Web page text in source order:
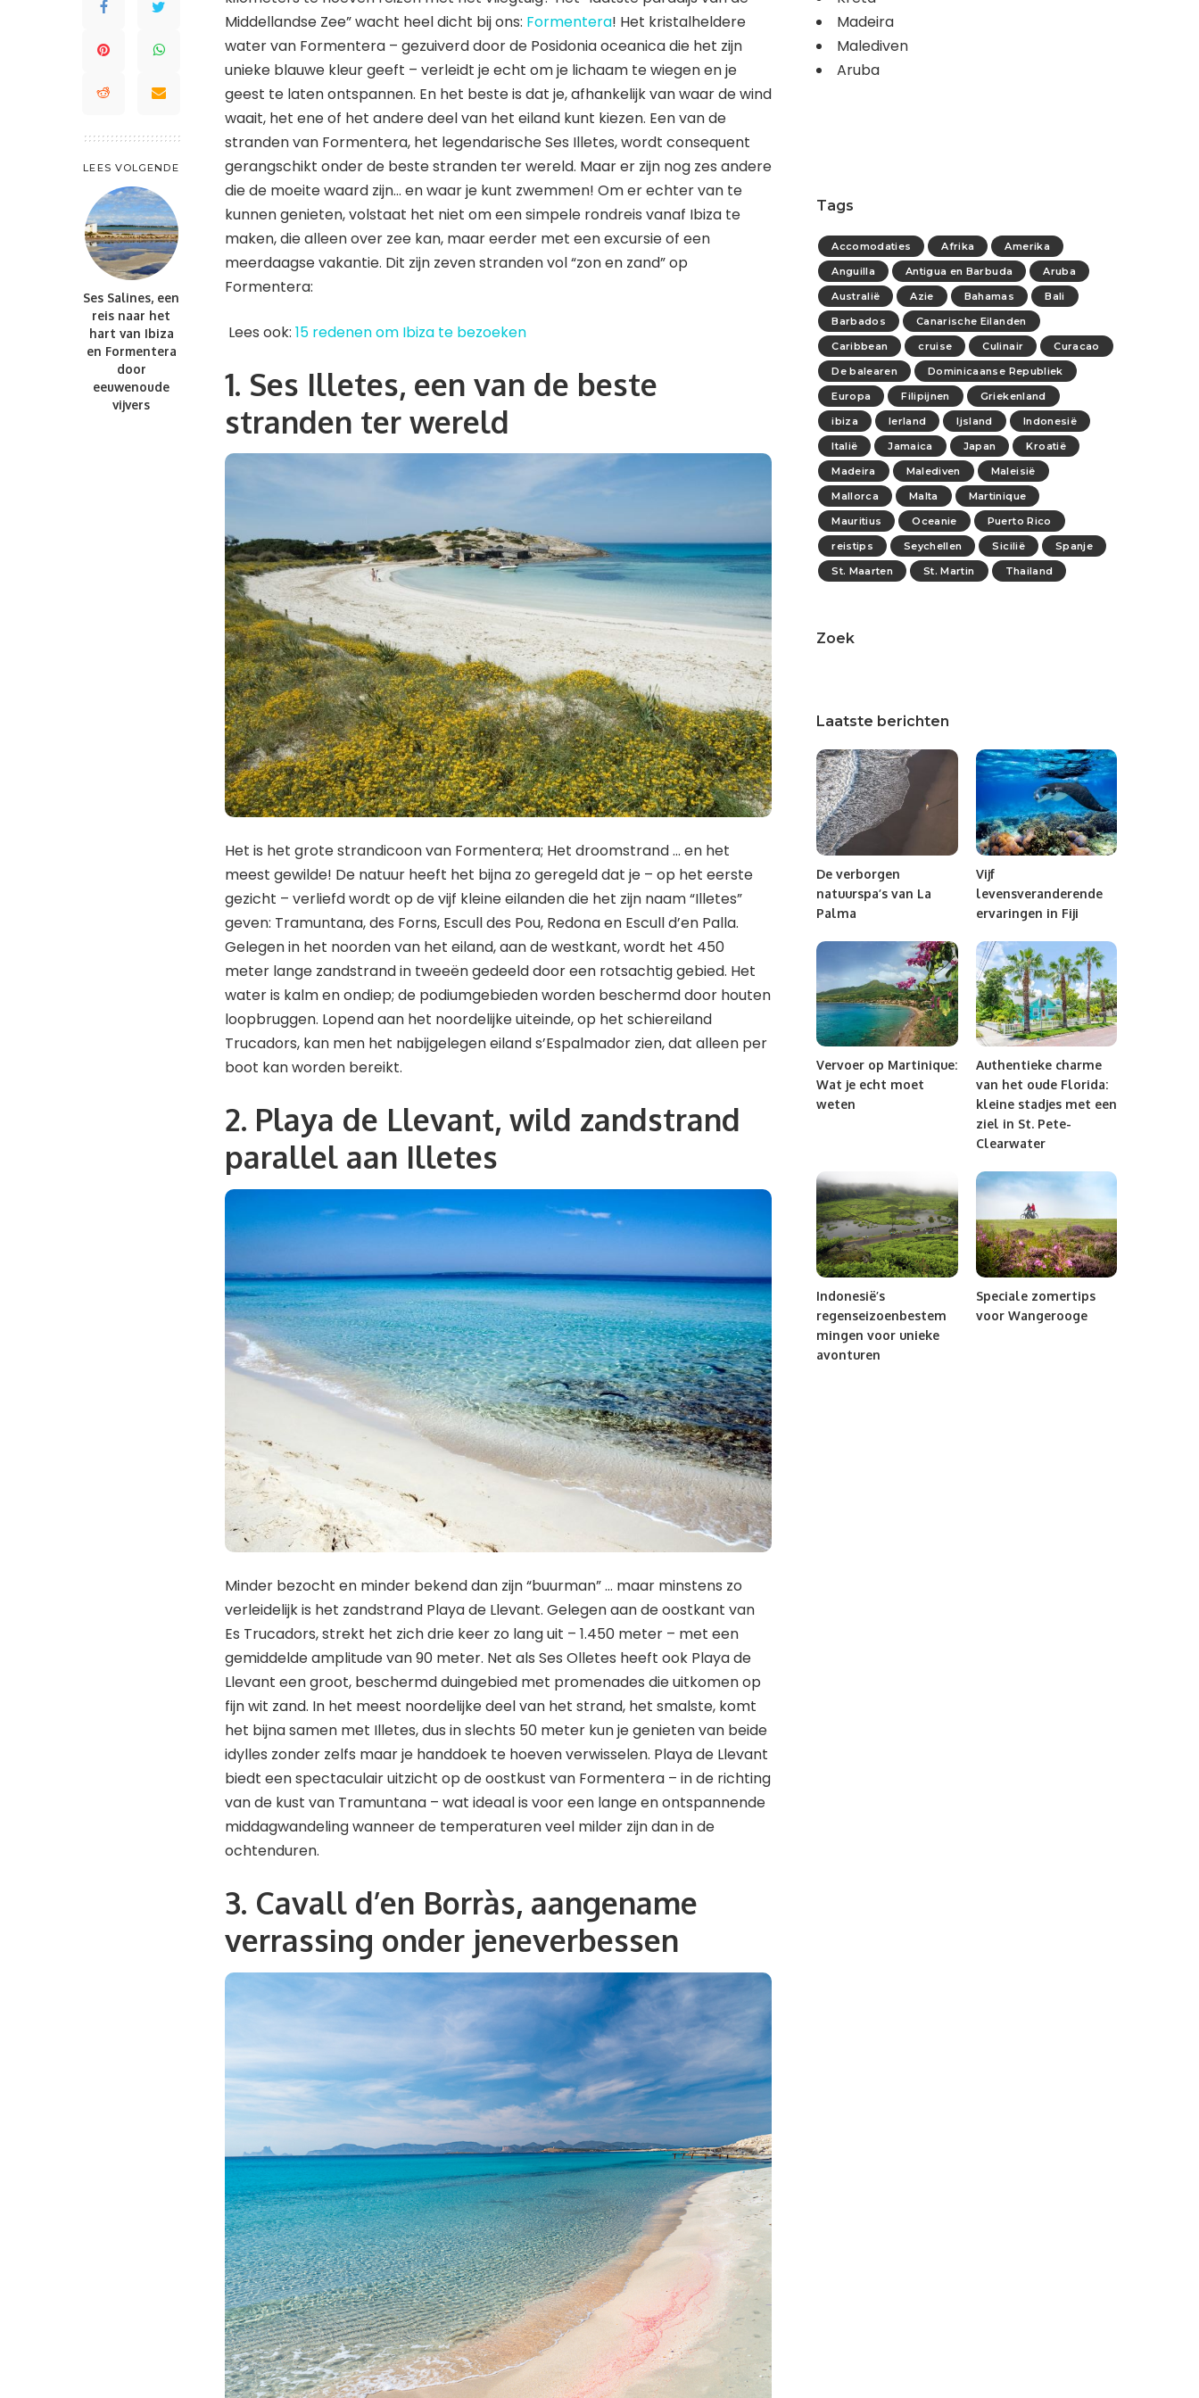
Saint-Barthélemy
Trinidad en Tobago
Turks- en Caicoseilanden
Turks- en Caicoseilanden
LEES VOLGENDE
Ses Salines, een
reis naar het
hart van Ibiza
en Formentera
door
eeuwenoude
vijvers
Middellandse Zee” wacht heel dicht bij ons: Formentera! Het kristalheldere
water van Formentera – gezuiverd door de Posidonia oceanica die het zijn
unieke blauwe kleur geeft – verleidt je echt om je lichaam te wiegen en je
geest te laten ontspannen. En het beste is dat je, afhankelijk van waar de wind
waait, het ene of het andere deel van het eiland kunt kiezen. Een van de
stranden van Formentera, het legendarische Ses Illetes, wordt consequent
gerangschikt onder de beste stranden ter wereld. Maar er zijn nog zes andere
die de moeite waard zijn… en waar je kunt zwemmen! Om er echter van te
kunnen genieten, volstaat het niet om een ​​simpele rondreis vanaf Ibiza te
maken, die alleen over zee kan, maar eerder met een excursie of een
meerdaagse vakantie. Dit zijn zeven stranden vol “zon en zand” op
Formentera:
Lees ook: 15 redenen om Ibiza te bezoeken
1. Ses Illetes, een van de beste
stranden ter wereld
Het is het grote strandicoon van Formentera; Het droomstrand … en het
meest gewilde! De natuur heeft het bijna zo geregeld dat je – op het eerste
gezicht – verliefd wordt op de vijf kleine eilanden die het zijn naam “Illetes”
geven: Tramuntana, des Forns, Escull des Pou, Redona en Escull d’en Palla.
Gelegen in het noorden van het eiland, aan de westkant, wordt het 450
meter lange zandstrand in tweeën gedeeld door een rotsachtig gebied. Het
water is kalm en ondiep; de podiumgebieden worden beschermd door houten
loopbruggen. Lopend aan het noordelijke uiteinde, op het schiereiland
Trucadors, kan men het nabijgelegen eiland s’Espalmador zien, dat alleen per
boot kan worden bereikt.
2. Playa de Llevant, wild zandstrand
parallel aan Illetes
Minder bezocht en minder bekend dan zijn “buurman” … maar minstens zo
verleidelijk is het zandstrand Playa de Llevant. Gelegen aan de oostkant van
Es Trucadors, strekt het zich drie keer zo lang uit – 1.450 meter – met een
gemiddelde amplitude van 90 meter. Net als Ses Olletes heeft ook Playa de
Llevant een groot, beschermd duingebied met promenades die uitkomen op
fijn wit zand. In het meest noordelijke deel van het strand, het smalste, komt
het bijna samen met Illetes, dus in slechts 50 meter kun je genieten van beide
idylles zonder zelfs maar je handdoek te hoeven verwisselen. Playa de Llevant
biedt een spectaculair uitzicht op de oostkust van Formentera – in de richting
van de kust van Tramuntana – wat ideaal is voor een lange en ontspannende
middagwandeling wanneer de temperaturen veel milder zijn dan in de
ochtenduren.
3. Cavall d’en Borràs, aangename
verrassing onder jeneverbessen
Madeira
Malediven
Aruba
Tags
Accomodaties Afrika
Amerika
Anguilla
Antigua en Barbuda
Aruba
Australië
Azie Bahamas
Bali
Barbados
Canarische Eilanden
Caribbean
cruise Culinair
Curacao
De balearen
Dominicaanse Republiek
Europa
Filipijnen
Griekenland
ibiza
Ierland Ijsland
Indonesië
Italië
Jamaica Japan
Kroatië
Madeira
Malediven
Maleisië
Mallorca
Malta
Martinique
Mauritius
Oceanie
Puerto Rico
reistips
Seychellen Sicilië
Spanje
St. Maarten
St. Martin Thailand
Zoek
Laatste berichten
De verborgen
natuurspa’s van La
Palma
Vijf
levensveranderende
ervaringen in Fiji
Vervoer op Martinique:
Wat je echt moet
weten
Authentieke charme
van het oude Florida:
kleine stadjes met een
ziel in St. Pete-
Clearwater
Indonesië’s
regenseizoenbestem
mingen voor unieke
avonturen
Speciale zomertips
voor Wangerooge